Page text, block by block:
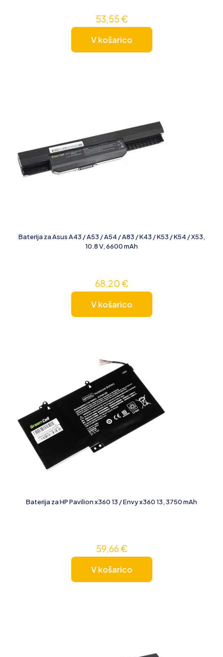
53,55 €
V košarico
Baterija za Asus A43 / A53 / A54 / A83 / K43 / K53 / K54 / X53,
10.8 V, 6600 mAh
68,20 €
V košarico
Baterija za HP Pavilion x360 13 / Envy x360 13, 3750 mAh
59,66€
V košarico